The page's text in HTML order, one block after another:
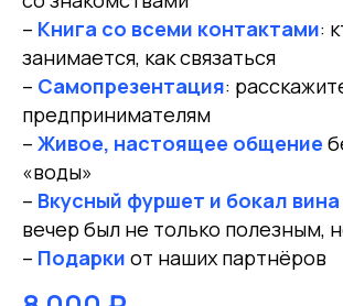
– Книга со всеми контактами:
занимается, как связаться
– Самопрезентация:
предпринимателям
– Живое, настоящее общение
«воды»
– Вкусный фуршет и бокал вина
вечер был не только полезным,
– Подарки от наших партнёров